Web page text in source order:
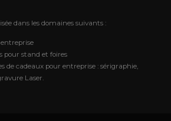
dans les domaines suivants :
pour stand et foires
de cadeaux pour entreprise : sérigraphie,
Laser.